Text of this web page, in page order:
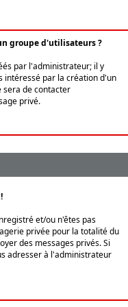
groupe d'utilisateurs ?
par l'administrateur; il y
intéressé par la création d'un
sera de contacter
privé.
et/ou n'êtes pas
privée pour la totalité du
des messages privés. Si
adresser à l'administrateur